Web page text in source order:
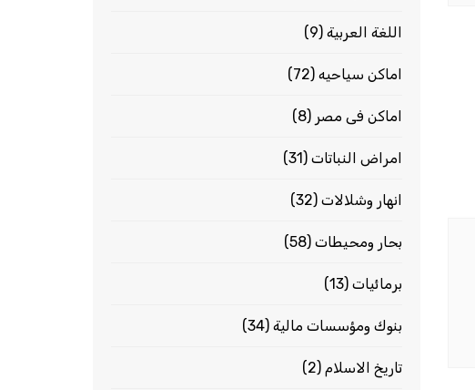
اللغة العربية (9)
اماكن سياحيه (72)
اماكن فى مصر (8)
امراض النباتات (31)
انهار وشلالات (32)
بحار ومحيطات (58)
برمائيات (13)
بنوك ومؤسسات مالية (34)
تاريخ الاسلام (2)